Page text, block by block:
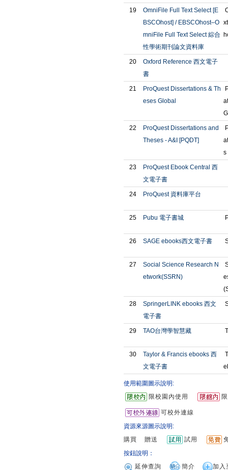
19
OmniFile Full Text Select [E
BSCOhost] / EBSCOhost–O
mniFile Full Text Select 綜合
性學術期刊論文資料庫
20
Oxford Reference 西文電子
書
21
ProQuest Dissertations & Th
eses Global
22
ProQuest Dissertations and
Theses - A&I [PQDT]
s
23
ProQuest Ebook Central 西
文電子書
24 ProQuest 資料庫平台
25 Pubu 電子書城
26 SAGE ebooks西文電子書
27
Social Science Research N
etwork(SSRN)
28
SpringerLINK ebooks 西文
電子書
29 TAO台灣學智慧藏
30
Taylor & Francis ebooks 西
文電子書
使用範圍圖示說明:
限校園內使用
可校外連線
資源來源圖示說明:
購買
贈送 試用
按鈕說明：
延伸查詢
簡介 加入